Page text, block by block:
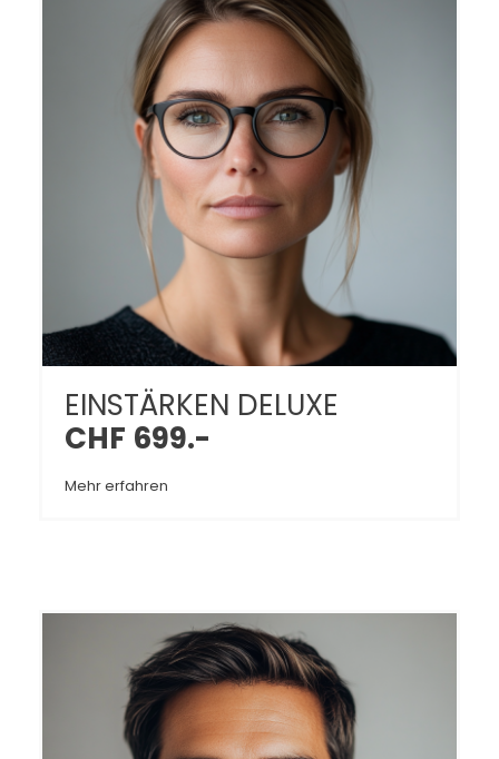
EINSTÄRKEN DELUXE
CHF 699.-
Mehr erfahren